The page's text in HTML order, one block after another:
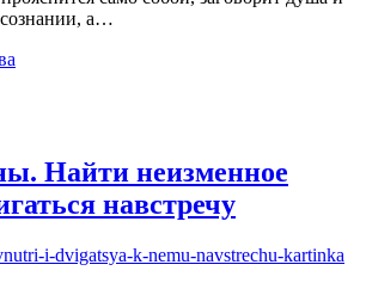
сознании, а…
Найти неизменное
навстречу